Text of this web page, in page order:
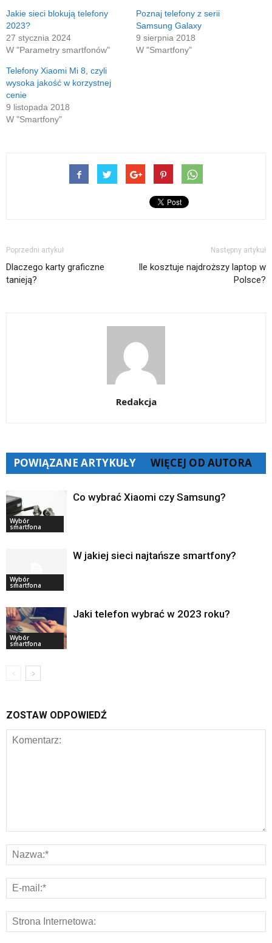
w
nowym
Jakie sieci blokują telefony
2023?
27 stycznia 2024
W "Parametry smartfonów"
Poznaj telefony z serii
Samsung Galaxy
9 sierpnia 2018
W "Smartfony"
Telefony Xiaomi Mi 8, czyli
wysoka jakość w korzystnej
cenie
9 listopada 2018
W "Smartfony"
Poprzedni artykuł
Dlaczego karty graficzne
tanieją?
Następny artykuł
Ile kosztuje najdroższy laptop w
Polsce?
Redakcja
POWIĄZANE ARTYKUŁY WIĘCEJ OD AUTORA
Wybór
smartfona
Co wybrać Xiaomi czy Samsung?
Wybór
smartfona
W jakiej sieci najtańsze smartfony?
Wybór
smartfona
Jaki telefon wybrać w 2023 roku?
ZOSTAW ODPOWIEDŹ